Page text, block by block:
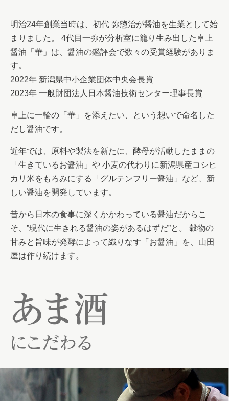
明治24年創業当時は、初代 弥惣治が醤油を生業として始
まりました。 4代目一弥が分析室に籠り生み出した卓上
醤油「華」は、醤油の鑑評会で数々の受賞経験がありま
す。
2022年 新潟県中小企業団体中央会長賞
2023年 一般財団法人日本醤油技術センター理事長賞
卓上に一輪の「華」を添えたい、という想いで命名した
だし醤油です。
近年では、原料や製法を新たに、酵母が活動したままの
「生きているお醤油」や 小麦の代わりに新潟県産コシヒ
カリ米をもろみにする「グルテンフリー醤油」など、新
しい醤油を開発しています。
昔から日本の食事に深くかかわっている醤油だからこ
そ、”現代に生きれる醤油の姿があるはずだ”と。 穀物の
甘みと旨味が発酵によって織りなす「お醤油」を、山田
屋は作り続けます。
あま酒
にこだわる